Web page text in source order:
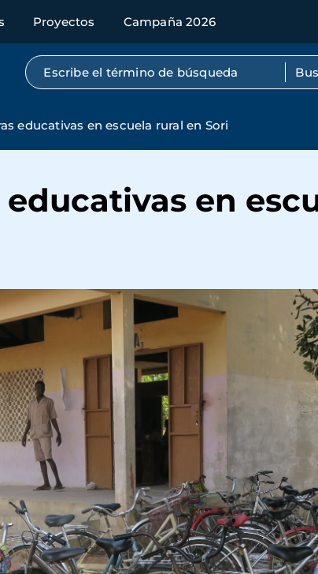
Proyectos Campaña 2026
Búsqueda por texto completo
educativas en escuela rural en Sori
en